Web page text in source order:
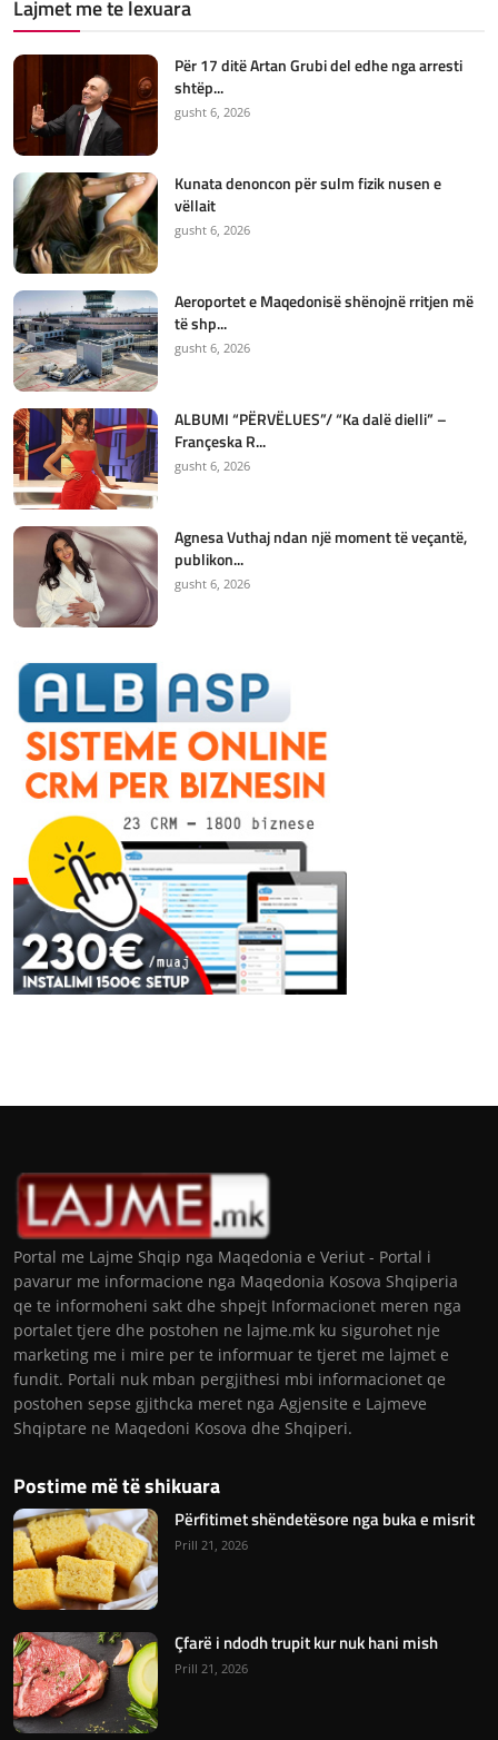
Lajmet me te lexuara
Për 17 ditë Artan Grubi del edhe nga arresti
shtëp...
gusht 6, 2026
Kunata denoncon për sulm fizik nusen e
vëllait
gusht 6, 2026
Aeroportet e Maqedonisë shënojnë rritjen më
të shp...
gusht 6, 2026
ALBUMI “PËRVËLUES”/ “Ka dalë dielli” –
Françeska R...
gusht 6, 2026
Agnesa Vuthaj ndan një moment të veçantë,
publikon...
gusht 6, 2026
Portal me Lajme Shqip nga Maqedonia e Veriut - Portal i
pavarur me informacione nga Maqedonia Kosova Shqiperia
qe te informoheni sakt dhe shpejt Informacionet meren nga
portalet tjere dhe postohen ne lajme.mk ku sigurohet nje
marketing me i mire per te informuar te tjeret me lajmet e
fundit. Portali nuk mban pergjithesi mbi informacionet qe
postohen sepse gjithcka meret nga Agjensite e Lajmeve
Shqiptare ne Maqedoni Kosova dhe Shqiperi.
Postime më të shikuara
Përfitimet shëndetësore nga buka e misrit
Prill 21, 2026
Çfarë i ndodh trupit kur nuk hani mish
Prill 21, 2026